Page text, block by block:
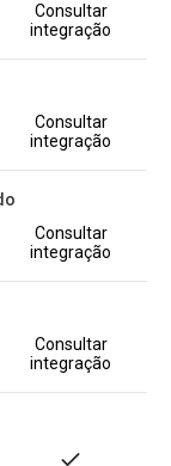
Consultar
integração
Consultar
integração
Consultar
integração
Consultar
integração